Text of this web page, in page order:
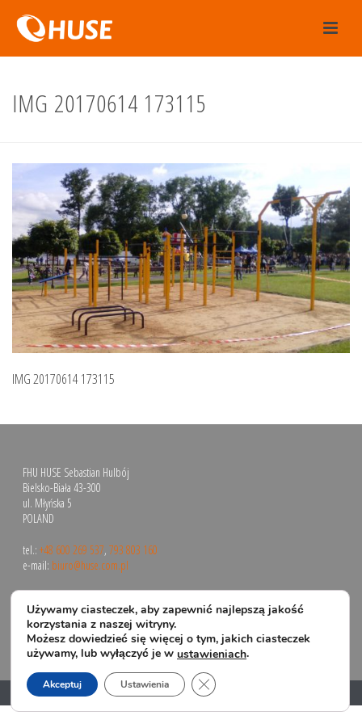
IMG 20170614 173115
IMG 20170614 173115
FHU HUSE Sebastian Hulbój
Bielsko-Biała 43-300
ul. Młyńska 5
POLAND
tel.:+48 600 269 537,793 803 160
e-mail: biuro@huse.com.pl
Copyright All Rights Reserved © 2024
Używamy ciasteczek, aby zapewnić najlepszą jakość
korzystania z naszej witryny.
Możesz dowiedzieć się więcej o tym, jakich ciasteczek
używamy, lub wyłączyć je w ustawieniach.
Akceptuj Ustawienia Zamknij panel powiadomień o